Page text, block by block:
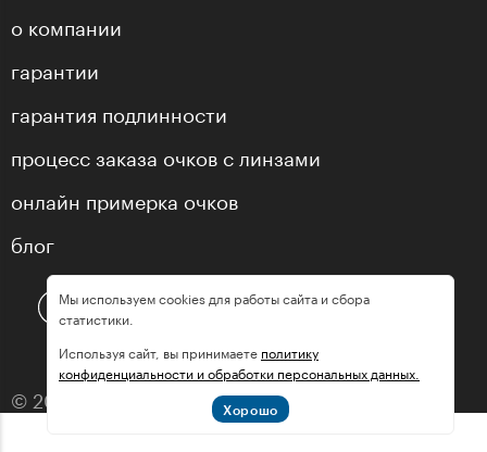
о компании
гарантии
гарантия подлинности
процесс заказа очков с линзами
онлайн примерка очков
блог
© 2013—2026 оптика «МастерГлассес»
Мы используем cookies для работы сайта и сбора
статистики.
Используя сайт, вы принимаете политику
конфиденциальности и обработки персональных данных.
Хорошо